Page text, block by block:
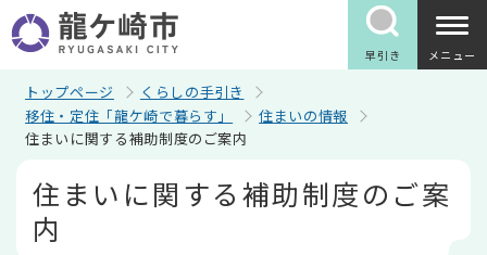
の
ペ
早引き メニュー
トップページ
くらしの手引き
移住・定住「龍ケ崎で暮らす」
住まいの情報
住まいに関する補助制度のご案内
住まいに関する補助制度のご案
内